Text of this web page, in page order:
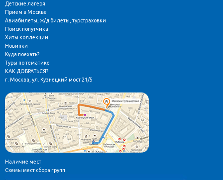
Детские лагеря
Прием в Москве
Авиабилеты, ж/д билеты, турстраховки
Поиск попутчика
Хиты коллекции
Новинки
Куда поехать?
Туры по тематике
КАК ДОБРАТЬСЯ?
г. Москва, ул. Кузнецкий мост 21/5
Наличие мест
Схемы мест сбора групп